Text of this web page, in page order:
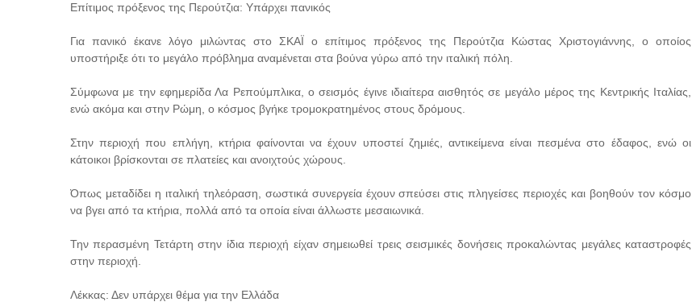
Επίτιμος πρόξενος της Περούτζια: Υπάρχει πανικός
Για πανικό έκανε λόγο μιλώντας στο ΣΚΑΪ ο επίτιμος πρόξενος της Περούτζια Κώστας Χριστογιάννης, ο οποίος
υποστήριξε ότι το μεγάλο πρόβλημα αναμένεται στα βούνα γύρω από την ιταλική πόλη.
Σύμφωνα με την εφημερίδα Λα Ρεπούμπλικα, ο σεισμός έγινε ιδιαίτερα αισθητός σε μεγάλο μέρος της Κεντρικής Ιταλίας,
ενώ ακόμα και στην Ρώμη, ο κόσμος βγήκε τρομοκρατημένος στους δρόμους.
Στην περιοχή που επλήγη, κτήρια φαίνονται να έχουν υποστεί ζημιές, αντικείμενα είναι πεσμένα στο έδαφος, ενώ οι
κάτοικοι βρίσκονται σε πλατείες και ανοιχτούς χώρους.
Όπως μεταδίδει η ιταλική τηλεόραση, σωστικά συνεργεία έχουν σπεύσει στις πληγείσες περιοχές και βοηθούν τον κόσμο
να βγει από τα κτήρια, πολλά από τα οποία είναι άλλωστε μεσαιωνικά.
Την περασμένη Τετάρτη στην ίδια περιοχή είχαν σημειωθεί τρεις σεισμικές δονήσεις προκαλώντας μεγάλες καταστροφές
στην περιοχή.
Λέκκας: Δεν υπάρχει θέμα για την Ελλάδα